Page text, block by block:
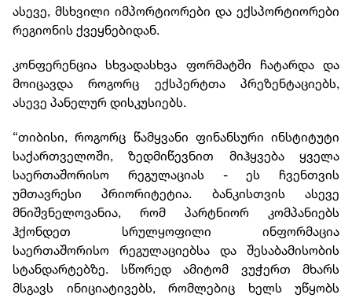
ასევე, მსხვილი იმპორტიორები და ექსპორტიორები
რეგიონის ქვეყნებიდან.
კონფერენცია სხვადასხვა ფორმატში ჩატარდა და
მოიცავდა როგორც ექსპერტთა პრეზენტაციებს,
ასევე პანელურ დისკუსიებს.
“თიბისი, როგორც წამყვანი ფინანსური ინსტიტუტი
საქართველოში, ზედმიწევნით მიჰყვება ყველა
საერთაშორისო რეგულაციას - ეს ჩვენთვის
უმთავრესი პრიორიტეტია. ბანკისთვის ასევე
მნიშვნელოვანია, რომ პარტნიორ კომპანიებს
ჰქონდეთ სრულყოფილი ინფორმაცია
საერთაშორისო რეგულაციებსა და შესაბამისობის
სტანდარტებზე. სწორედ ამიტომ ვუჭერთ მხარს
მსგავს ინიციატივებს, რომლებიც ხელს უწყობს